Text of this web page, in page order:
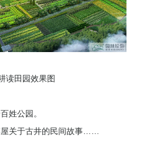
读田园效果图
姓公园。
屋关于古井的民间故事……